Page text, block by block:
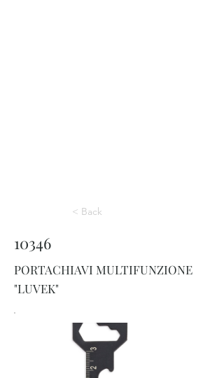
< Back
10346
PORTACHIAVI MULTIFUNZIONE
"LUVEK"